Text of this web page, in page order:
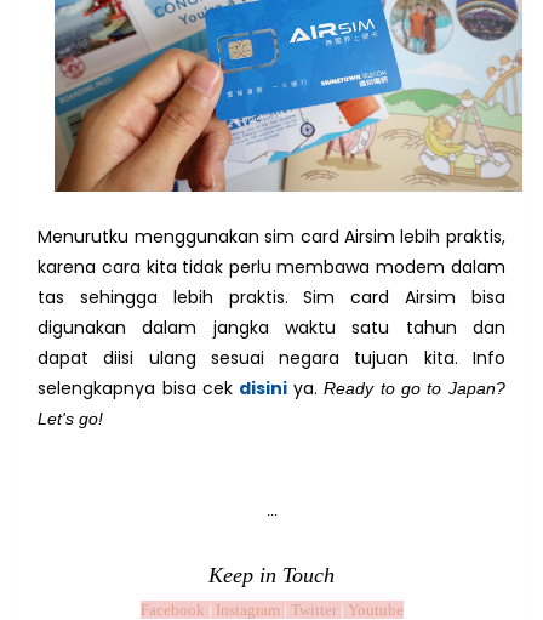
Menurutku menggunakan sim card Airsim lebih praktis,
karena cara kita tidak perlu membawa modem dalam
tas sehingga lebih praktis. Sim card Airsim bisa
digunakan dalam jangka waktu satu tahun dan
dapatdiisi ulang sesuai negara tujuan kita. Info
selengkapnya bisa cek disini ya.Ready to go to Japan?
Let's go!
Keep in Touch
Facebook | Instagram | Twitter| Youtube